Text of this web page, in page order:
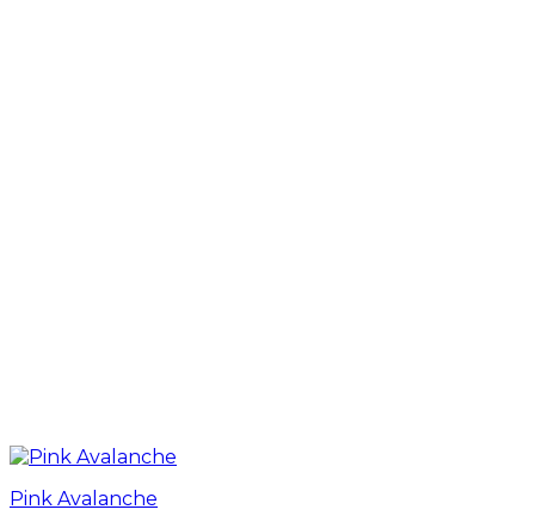
Pink Avalanche